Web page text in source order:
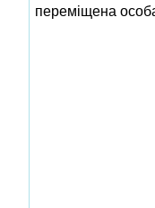
переміщена